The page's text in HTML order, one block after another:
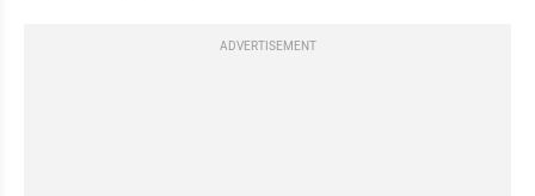
ADVERTISEMENT